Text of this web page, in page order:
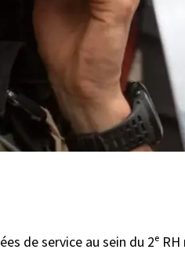
de service au sein du 2ᵉ